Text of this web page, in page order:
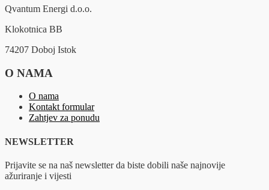
Qvantum Energi d.o.o.
Klokotnica BB
74207 Doboj Istok
O NAMA
O nama
Kontakt formular
Zahtjev za ponudu
NEWSLETTER
Prijavite se na naš newsletter da biste dobili naše najnovije
ažuriranje i vijesti